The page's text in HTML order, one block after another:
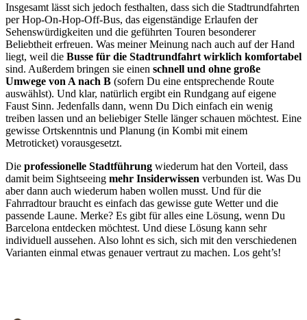
Insgesamt lässt sich jedoch festhalten, dass sich die Stadtrundfahrten
per Hop-On-Hop-Off-Bus, das eigenständige Erlaufen der
Sehenswürdigkeiten und die geführten Touren besonderer
Beliebtheit erfreuen. Was meiner Meinung nach auch auf der Hand
liegt, weil die Busse für die Stadtrundfahrt wirklich komfortabel
sind. Außerdem bringen sie einen schnell und ohne große
Umwege von A nach B (sofern Du eine entsprechende Route
auswählst). Und klar, natürlich ergibt ein Rundgang auf eigene
Faust Sinn. Jedenfalls dann, wenn Du Dich einfach ein wenig
treiben lassen und an beliebiger Stelle länger schauen möchtest. Eine
gewisse Ortskenntnis und Planung (in Kombi mit einem
Metroticket) vorausgesetzt.
Die professionelle Stadtführung wiederum hat den Vorteil, dass
damit beim Sightseeing mehr Insiderwissen verbunden ist. Was Du
aber dann auch wiederum haben wollen musst. Und für die
Fahrradtour braucht es einfach das gewisse gute Wetter und die
passende Laune. Merke? Es gibt für alles eine Lösung, wenn Du
Barcelona entdecken möchtest. Und diese Lösung kann sehr
individuell aussehen. Also lohnt es sich, sich mit den verschiedenen
Varianten einmal etwas genauer vertraut zu machen. Los geht’s!